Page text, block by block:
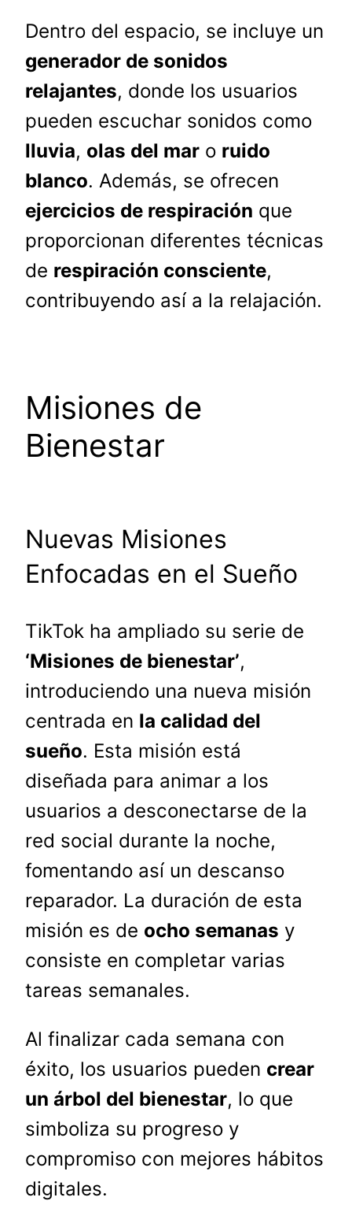
Dentro del espacio, se incluye un
generador de sonidos
relajantes, donde los usuarios
pueden escuchar sonidos como
lluvia, olas del mar o ruido
blanco. Además, se ofrecen
ejercicios de respiración que
proporcionan diferentes técnicas
de respiración consciente,
contribuyendo así a la relajación.
Misiones de
Bienestar
Nuevas Misiones
Enfocadas en el Sueño
TikTok ha ampliado su serie de
‘Misiones de bienestar’,
introduciendo una nueva misión
centrada en la calidad del
sueño. Esta misión está
diseñada para animar a los
usuarios a desconectarse de la
red social durante la noche,
fomentando así un descanso
reparador. La duración de esta
misión es de ocho semanas y
consiste en completar varias
tareas semanales.
Al finalizar cada semana con
éxito, los usuarios pueden crear
un árbol del bienestar, lo que
simboliza su progreso y
compromiso con mejores hábitos
digitales.